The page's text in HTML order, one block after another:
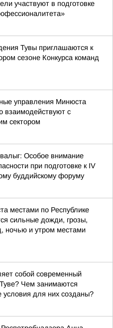
участвуют в подготовке
Тувы приглашаются к
сезоне Конкурса команд
управления Минюста
взаимодействуют с
сектором
Особое внимание
при подготовке к IV
буддийскому форуму
местами по Республике
сильные дожди, грозы,
ночью и утром местами
собой современный
Чем занимаются
условия для них созданы?